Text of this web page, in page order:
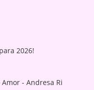
2026!
- Andresa Rios